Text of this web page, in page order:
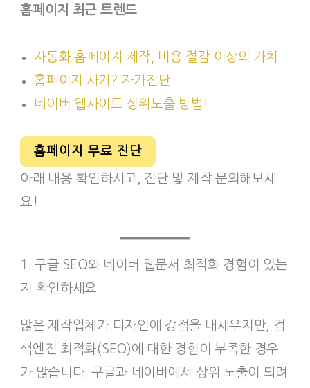
홈페이지 최근 트렌드
자동화 홈페이지 제작, 비용 절감 이상의 가치
홈페이지 사기? 자가진단
네이버 웹사이트 상위노출 방법!
홈페이지 무료 진단
아래 내용 확인하시고, 진단 및 제작 문의해보세
요!
1. 구글 SEO와 네이버 웹문서 최적화 경험이 있는
지 확인하세요
많은 제작업체가 디자인에 강점을 내세우지만, 검
색엔진 최적화(SEO)에 대한 경험이 부족한 경우
가 많습니다. 구글과 네이버에서 상위 노출이 되려